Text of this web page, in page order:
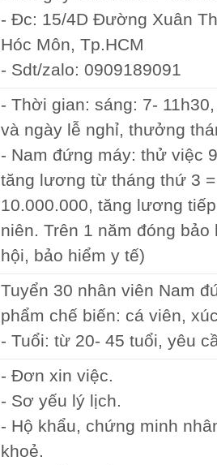
- Đc: 15/4D Đường Xuân
Hóc Môn, Tp.HCM
- Sdt/zalo: 0909189091
- Thời gian: sáng: 7-
và ngày lễ nghỉ, thưởng
- Nam đứng máy: thử việc
tăng lương từ tháng thứ 3
10.000.000, tăng lương
niên. Trên 1 năm đóng
hội, bảo hiểm y tế)
Tuyển 30 nhân viên Nam
phẩm chế biến: cá viên,
- Tuổi: từ 20- 45 tuổi, yêu
- Đơn xin việc.
- Sơ yếu lý lịch.
- Hộ khẩu, chứng minh
khoẻ.